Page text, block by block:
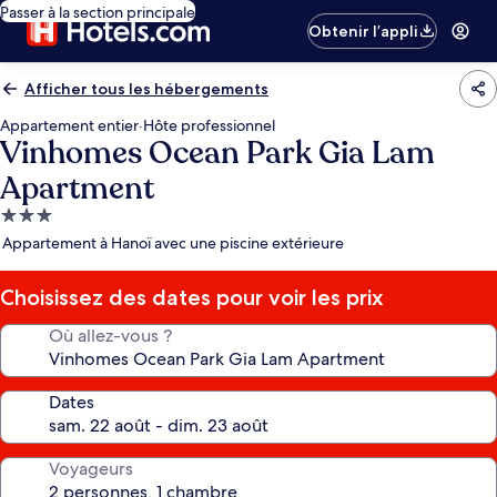
Passer à la section principale
Obtenir l’appli
Afficher tous les hébergements
Appartement entier·Hôte professionnel
Vinhomes Ocean Park Gia Lam
Apartment
Hébergement
3.0 étoiles
Appartement à Hanoï avec une piscine extérieure
Choisissez des dates pour voir les prix
Où allez-vous ?
Dates
Voyageurs